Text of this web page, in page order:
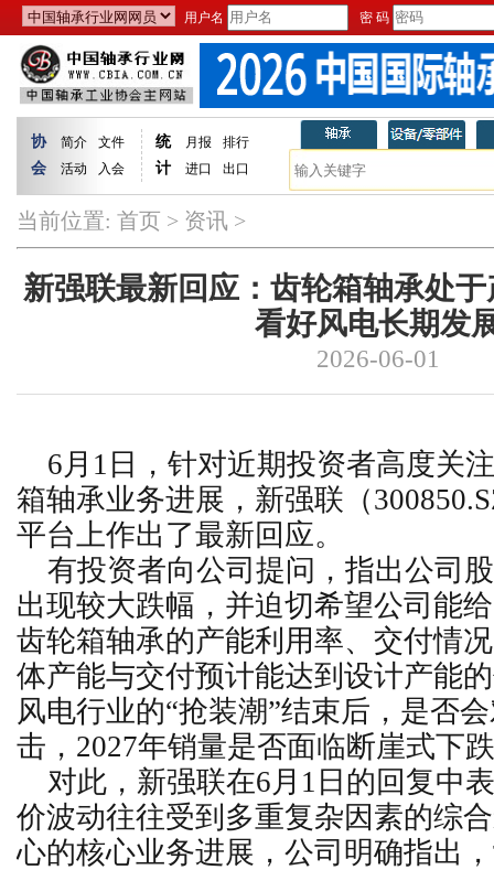
用户名 密 码
协
会
简介
文件
活动
入会
统
计
月报
排行
进口
出口
当前位置: 首页 > 资讯 >
新强联最新回应：齿轮箱轴承处
看好风电长期发
2026-06-01
6月1日，针对近期投资者高度关
箱轴承业务进展， 新强联 （
平台上作出了最新回应。
有投资者向公司提问，指出公司
出现较大跌幅，并迫切希望公司能
齿轮箱轴承的产能利用率、交付情
体产能与交付预计能达到设计产能
风电行业的“抢装潮”结束后，是否
击，2027年销量是否面临断崖式下
对此，新强联在6月1日的回复中
价波动往往受到多重复杂因素的综
心的核心业务进展，公司明确指出，